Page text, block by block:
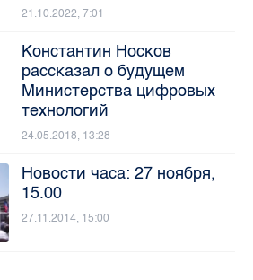
21.10.2022, 7:01
Константин Носков
рассказал о будущем
Министерства цифровых
технологий
24.05.2018, 13:28
Новости часа: 27 ноября,
15.00
27.11.2014, 15:00